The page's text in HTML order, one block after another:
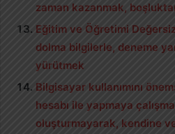
zaman kazanmak,
Eğitim ve Öğretimi
dolma bilgilerle, deneme
yürütmek
Bilgisayar kullanımını
hesabı ile yapmaya
oluşturmayarak, kendine ve